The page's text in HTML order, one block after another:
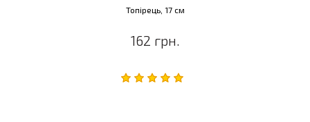
Топірець, 17 см
162 грн.